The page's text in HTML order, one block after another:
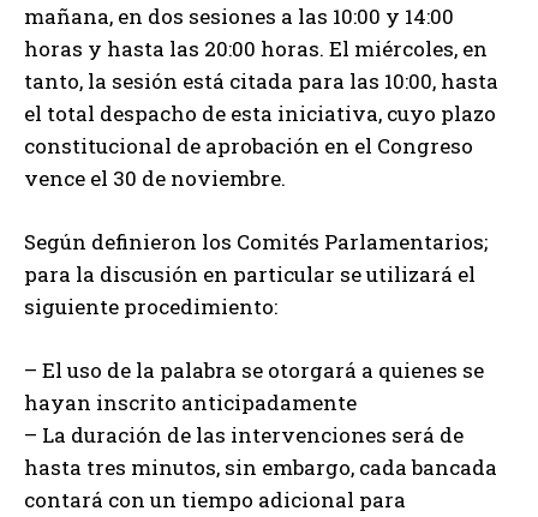
mañana, en dos sesiones a las 10:00 y 14:00
horas y hasta las 20:00 horas. El miércoles, en
tanto, la sesión está citada para las 10:00, hasta
el total despacho de esta iniciativa, cuyo plazo
constitucional de aprobación en el Congreso
vence el 30 de noviembre.
Según definieron los Comités Parlamentarios;
para la discusión en particular se utilizará el
siguiente procedimiento:
– El uso de la palabra se otorgará a quienes se
hayan inscrito anticipadamente
– La duración de las intervenciones será de
hasta tres minutos, sin embargo, cada bancada
contará con un tiempo adicional para